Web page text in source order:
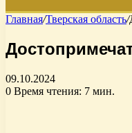
Главная/Тверская область/
09.10.2024
0 Время чтения: 7 мин.